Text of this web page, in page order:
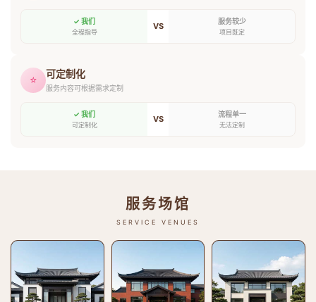
✓ 我们
全程指导
VS 服务较少
项目既定
⭐ 可定制化
服务内容可根据需求定制
✓ 我们
可定制化
VS 流程单一
无法定制
服务场馆
SERVICE VENUES